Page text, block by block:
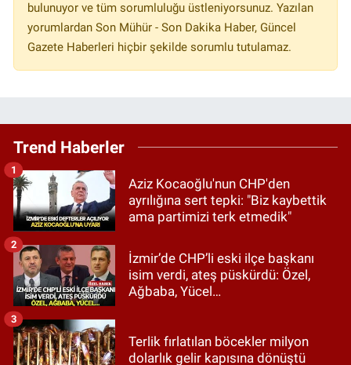
bulunuyor ve tüm sorumluluğu üstleniyorsunuz. Yazılan
yorumlardan Son Mühür - Son Dakika Haber, Güncel
Gazete Haberleri hiçbir şekilde sorumlu tutulamaz.
Trend Haberler
Aziz Kocaoğlu'nun CHP'den
ayrılığına sert tepki: "Biz kaybettik
ama partimizi terk etmedik"
1
İzmir’de CHP’li eski ilçe başkanı
isim verdi, ateş püskürdü: Özel,
Ağbaba, Yücel…
2
Terlik fırlatılan böcekler milyon
dolarlık gelir kapısına dönüştü
3